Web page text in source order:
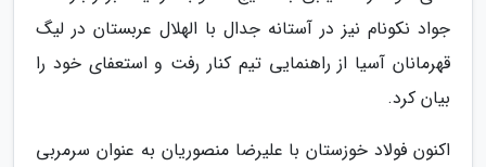
جواد نکونام نیز در آستانه جدال با الهلال عربستان در لیگ
قهرمانان آسیا از راهنمایی تیم کنار رفت و استعفای خود را
بیان کرد.
اکنون فولاد خوزستان با علیرضا منصوریان به عنوان سرمربی